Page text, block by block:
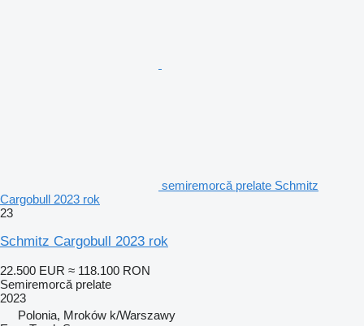
semiremorcă prelate Schmitz
Cargobull 2023 rok
23
Schmitz Cargobull 2023 rok
22.500 EUR ≈ 118.100 RON
Semiremorcă prelate
2023
Polonia, Mroków k/Warszawy